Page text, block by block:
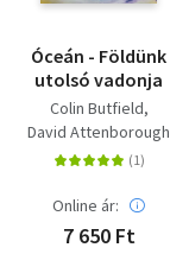
Óceán - Földünk
utolsó vadonja
Colin Butfield
David Attenborough
Online ár:
7 650 Ft